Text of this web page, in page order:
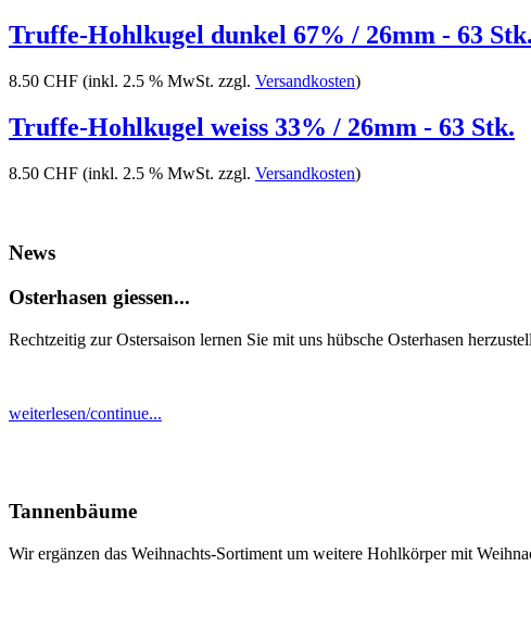
Truffe-Hohlkugel dunkel 67% / 26mm - 63 Stk.
8.50 CHF (inkl. 2.5 % MwSt. zzgl. Versandkosten)
Truffe-Hohlkugel weiss 33% / 26mm - 63 Stk.
8.50 CHF (inkl. 2.5 % MwSt. zzgl. Versandkosten)
News
Osterhasen giessen...
Rechtzeitig zur Ostersaison lernen Sie mit uns hübsche Osterhasen
weiterlesen/continue...
Tannenbäume
Wir ergänzen das Weihnachts-Sortiment um weitere Hohlkörper mit